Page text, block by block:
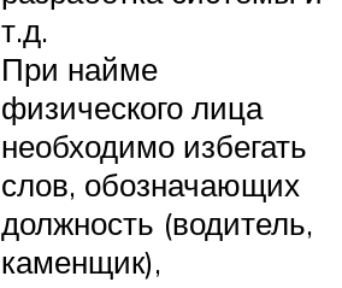
т.д.
При найме
физического лица
необходимо избегать
слов, обозначающих
должность (водитель,
каменщик),